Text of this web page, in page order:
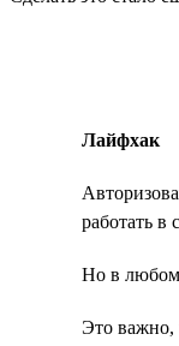
Лайфхак
работать в
Но в любом
Это важно,